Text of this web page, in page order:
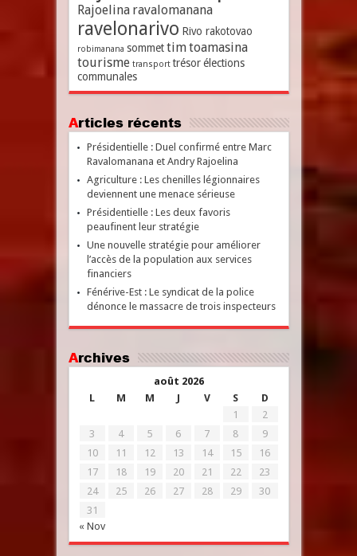
Rajoelina ravalomanana
ravelonarivo Rivo rakotovao
robimanana sommet timtoamasina
tourisme transport trésor élections
communales
Articles récents
Présidentielle : Duel confirmé entre Marc
Ravalomanana et Andry Rajoelina
Agriculture : Les chenilles légionnaires
deviennent une menace sérieuse
Présidentielle : Les deux favoris
peaufinent leur stratégie
Une nouvelle stratégie pour améliorer
l’accès de la population aux services
financiers
Fénérive-Est : Le syndicat de la police
dénonce le massacre de trois inspecteurs
Archives
août 2026
L
M M J V S D
« Nov
1
2
3
4 5 6 7 8
9
10
11 12 13 14 15
16
17
18 19 20 21 22
23
24
25 26 27 28 29
30
31